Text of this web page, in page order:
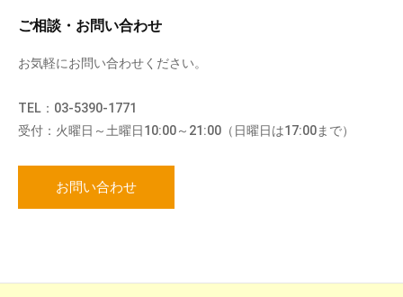
ご相談・お問い合わせ
お気軽にお問い合わせください。
TEL：03-5390-1771
受付：火曜日～土曜日10:00～21:00（日曜日は17:00まで）
お問い合わせ